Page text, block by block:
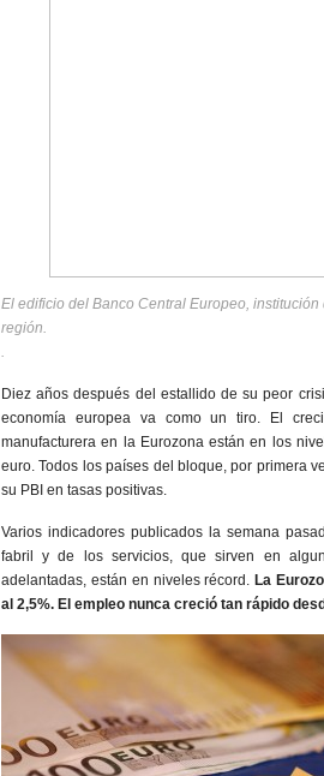
El edificio del Banco Central Europeo,
región.
.
Diez años después del estallido de su peor
economía europea va como un tiro. El
manufacturera en la Eurozona están en los
euro. Todos los países del bloque, por primera
su PBI en tasas positivas.
Varios indicadores publicados la semana
fabril y de los servicios, que sirven en
adelantadas, están en niveles récord.La
al 2,5%. El empleo nunca creció tan rápido